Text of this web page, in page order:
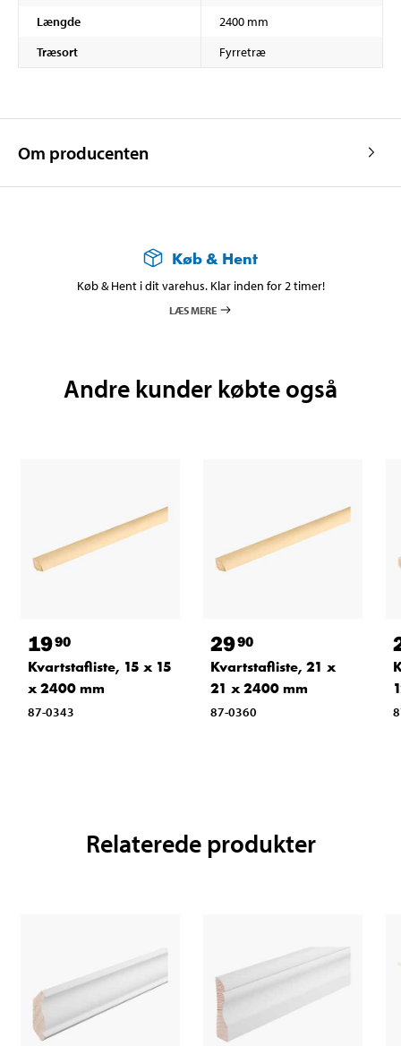
Længde
2400 mm
Træsort
Fyrretræ
Om producenten
Køb & Hent
Køb & Hent i dit varehus. Klar inden for 2 timer!
LÆS MERE
Andre kunder købte også
1990
Kvartstafliste, 15 x 15
x 2400 mm
87-0343
2990
Kvartstafliste, 21 x
21 x 2400 mm
87-0360
Relaterede produkter